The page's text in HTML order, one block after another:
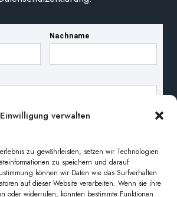
Einwilligung verwalten
zu gewährleisten, setzen wir Technologien
zu speichern und darauf
können wir Daten wie das Surfverhalten
auf dieser Website verarbeiten. Wenn sie ihre
oder widerrufen, könnten bestimmte Funktionen